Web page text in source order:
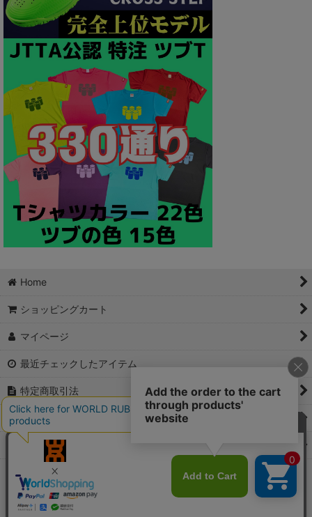
Home
ショッピングカート
マイページ
最近チェックしたアイテム
特定商取引法
ご利用案内
Contact